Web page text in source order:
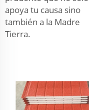
apoya tu causa sino
también a la Madre
Tierra.